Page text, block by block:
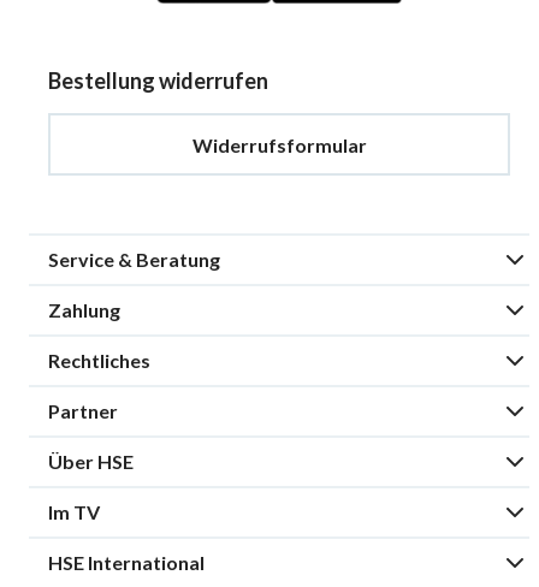
Bestellung widerrufen
Widerrufsformular
Service & Beratung
Zahlung
Rechtliches
Partner
Über HSE
Im TV
HSE International